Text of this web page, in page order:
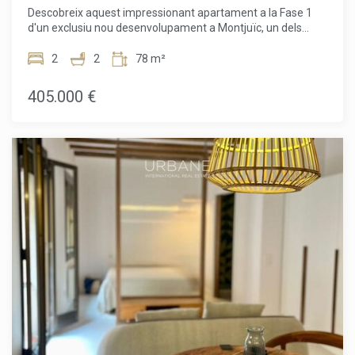
Descobreix aquest impressionant apartament a la Fase 1
d'un exclusiu nou desenvolupament a Montjuïc, un dels
a la 3a planta, aquest habitatge dissenyat amb cura ofereix
complementat per un balcó privat on podràs gaudir de l'aire
fresc i de vistes obertes.L'apartament disposa de 2
necessiten un espai flexible per a oficina a casa. La
distribució està pensada per maximitzar la llum i la
funcionalitat, creant un ambient lluminós i acollidor a tot
l'habitatge.Els residents de la urbanització gaudeixen de
serveis comuns excepcionals, que inclouen una
espectacular terrassa a la coberta amb piscina i un gimnàs
totalment equipat, el lloc perfecte per relaxar-se, socialitzar
o mantenir-se actiu mentre gaudeixen de vistes
panoràmiques de la ciutat. També hi ha disponible una
plaça d'aparcament opcional.Situat al cor de Montjuïc, la
ubicació ofereix una combinació única de natura, cultura i
comoditat urbana. Des de parcs verds i monuments
històrics fins a un fàcil accés al centre de la ciutat i a la zona
del port, és una de les àrees més desitjades de Barcelona
2 2 78 m²
405.000 €